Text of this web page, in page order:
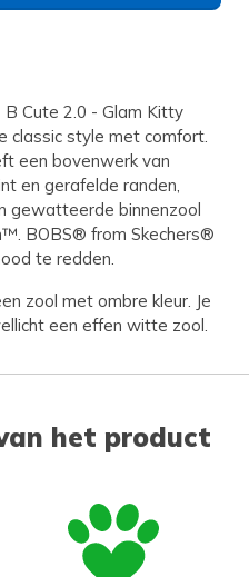
Cute 2.0 - Glam Kitty
classic style met comfort.
een bovenwerk van
en gerafelde randen,
gewatteerde binnenzool
BOBS® from Skechers®
te redden.
zool met ombre kleur. Je
een effen witte zool.
het product